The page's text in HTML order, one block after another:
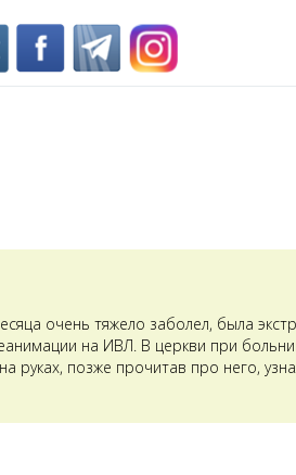
очень тяжело заболел, была
на ИВЛ. В церкви при
руках, позже прочитав про него,